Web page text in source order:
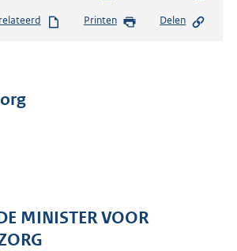
s
e
Printen Delen
MINISTER VOOR